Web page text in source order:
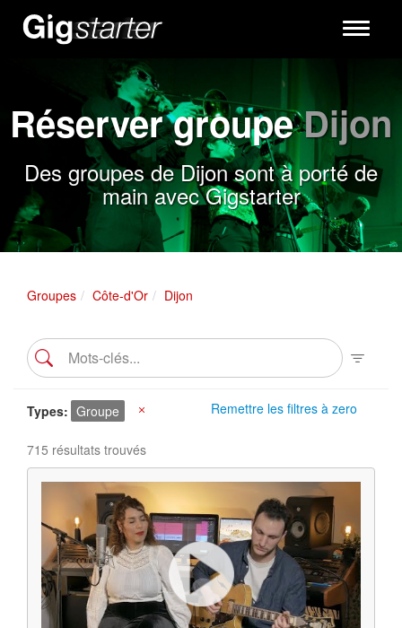
Toggle
Réserver groupeDijon
Des groupes de Dijon sont à porté de
main avec Gigstarter
Groupes Côte-d'Or Dijon
Remettre les filtres à zero
Types Groupe
715 résultats trouvés